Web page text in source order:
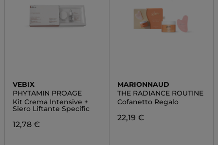
VEBIX
PHYTAMIN PROAGE
Kit Crema Intensive +
Siero Liftante Specific
12,78 €
MARIONNAUD
THE RADIANCE ROUTINE
Cofanetto Regalo
22,19 €